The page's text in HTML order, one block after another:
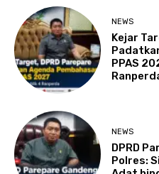
NEWS
Kejar
PPAS
NEWS
DPRD
Polres: